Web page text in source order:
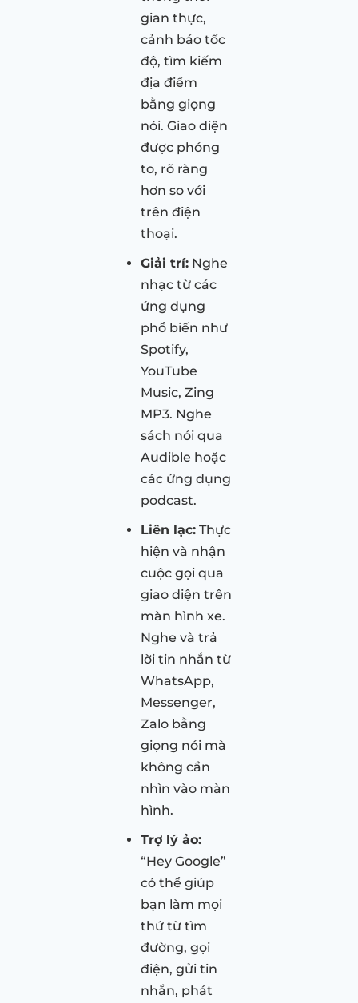
gian thực,
cảnh báo tốc
độ, tìm kiếm
địa điểm
bằng giọng
nói. Giao diện
được phóng
to, rõ ràng
hơn so với
trên điện
thoại.
Giải trí: Nghe
nhạc từ các
ứng dụng
phổ biến như
Spotify,
YouTube
Music, Zing
MP3. Nghe
sách nói qua
Audible hoặc
các ứng dụng
podcast.
Liên lạc: Thực
hiện và nhận
cuộc gọi qua
giao diện trên
màn hình xe.
Nghe và trả
lời tin nhắn từ
WhatsApp,
Messenger,
Zalo bằng
giọng nói mà
không cần
nhìn vào màn
hình.
Trợ lý ảo:
“Hey Google”
có thể giúp
bạn làm mọi
thứ từ tìm
đường, gọi
điện, gửi tin
nhắn, phát